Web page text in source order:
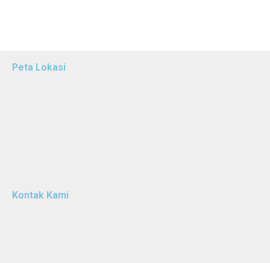
Peta Lokasi
Kontak Kami